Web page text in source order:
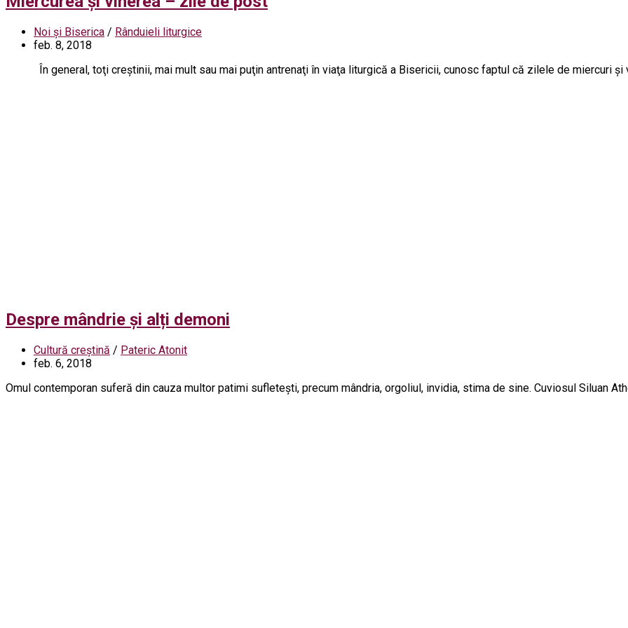
Noi și Biserica / Rânduieli liturgice
feb. 8, 2018
În general, toţi creştinii, mai mult sau mai puţin antrenaţi în viaţa liturgică a Bisericii, cunosc faptul că zilele de miercuri şi
Despre mândrie și alți demoni
Cultură creștină / Pateric Atonit
feb. 6, 2018
Omul contemporan suferă din cauza multor patimi sufletești, precum mândria, orgoliul, invidia, stima de sine. Cuviosul Siluan